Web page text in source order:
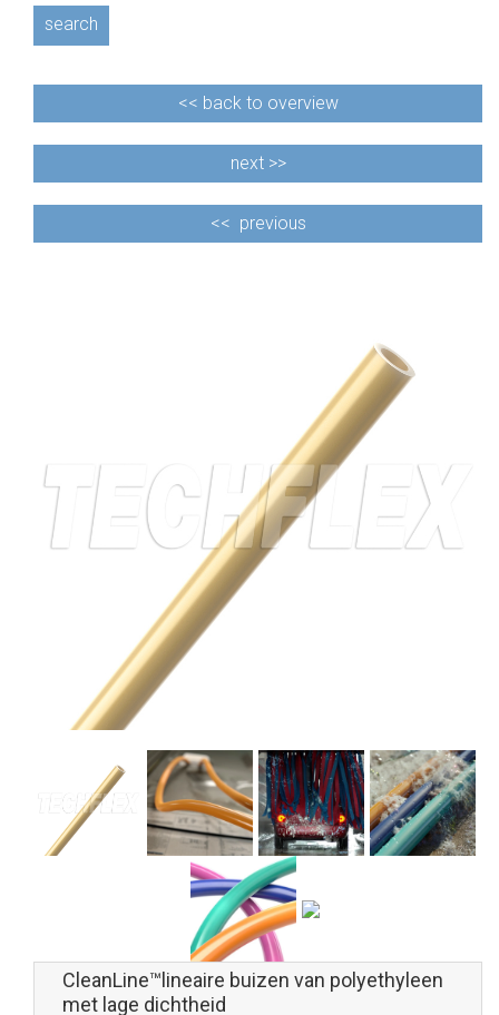
search
<< back to overview
next >>
<< previous
CleanLine™lineaire buizen van polyethyleen
met lage dichtheid